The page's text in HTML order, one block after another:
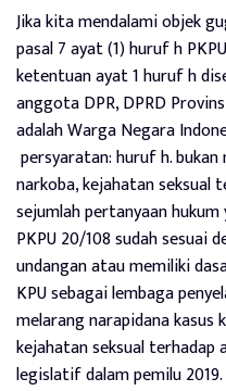
Jika kita mendalami objek
pasal 7 ayat (1) huruf h
ketentuan ayat 1 huruf h
anggota DPR, DPRD
adalah Warga Negara
persyaratan: huruf h.
narkoba, kejahatan seksual
sejumlah pertanyaan
PKPU 20/108 sudah sesuai
undangan atau memiliki
KPU sebagai lembaga
melarang narapidana kasus
kejahatan seksual terhadap
legislatif dalam pemilu 2019.